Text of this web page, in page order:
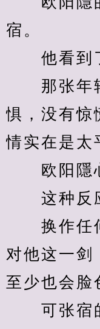
宿。
他看到了
那张年轻
惧，没有惊
情实在是太
欧阳隱心
这种反应
换作任何
对他这一剑
至少也会脸
可张宿的